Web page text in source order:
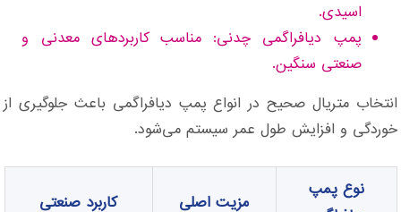
اسیدی.
پمپ دیافراگمی چدنی: مناسب کاربردهای معدنی و
صنعتی سنگین.
انتخاب متریال صحیح در انواع پمپ دیافراگمی باعث جلوگیری از
خوردگی و افزایش طول عمر سیستم می‌شود.
نوع پمپ
مزیت اصلی کاربرد صنعتی